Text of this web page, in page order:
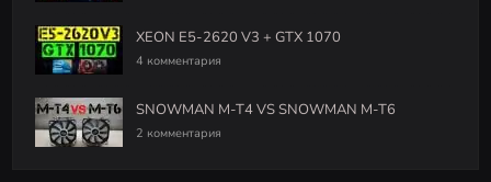
XEON E5-2620 V3 + GTX 1070
4 комментария
SNOWMAN M-T4 VS SNOWMAN M-T6
2 комментария